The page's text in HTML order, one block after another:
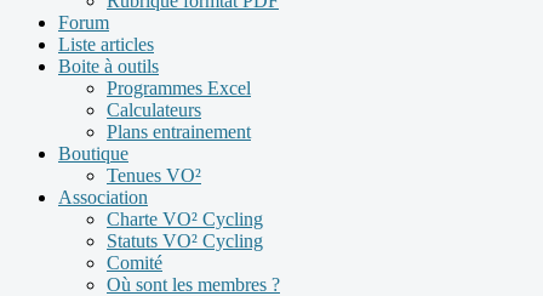
Forum
Liste articles
Boite à outils
Programmes Excel
Calculateurs
Plans entrainement
Boutique
Tenues VO²
Association
Charte VO² Cycling
Statuts VO² Cycling
Comité
Où sont les membres ?